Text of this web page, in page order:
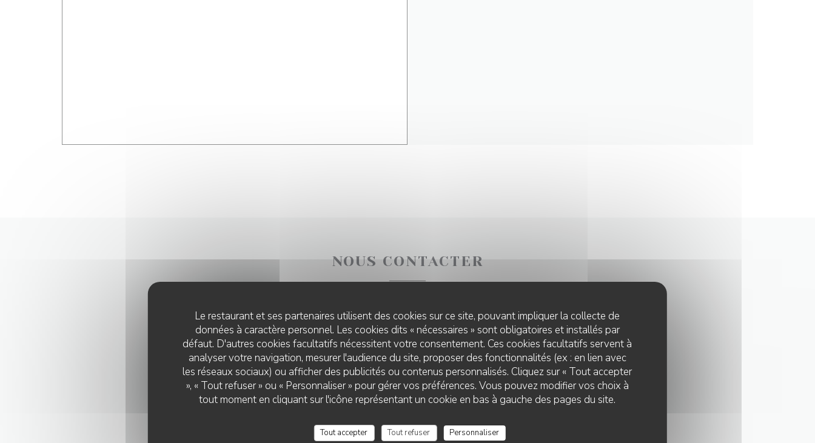
Le restaurant et ses partenaires utilisent des cookies sur ce site, pouvant impliquer la collecte de
données à caractère personnel. Les cookies dits « nécessaires » sont obligatoires et installés par
défaut. D'autres cookies facultatifs nécessitent votre consentement. Ces cookies facultatifs servent à
analyser votre navigation, mesurer l'audience du site, proposer des fonctionnalités (ex : en lien avec
les réseaux sociaux) ou afficher des publicités ou contenus personnalisés. Cliquez sur « Tout accepter
», « Tout refuser » ou « Personnaliser » pour gérer vos préférences. Vous pouvez modifier vos choix à
tout moment en cliquant sur l'icône représentant un cookie en bas à gauche des pages du site.
Tout accepter Tout refuser
Personnaliser
NOUS CONTACTER
Remplissez le formulaire ci-dessous !
TY-GASNOU